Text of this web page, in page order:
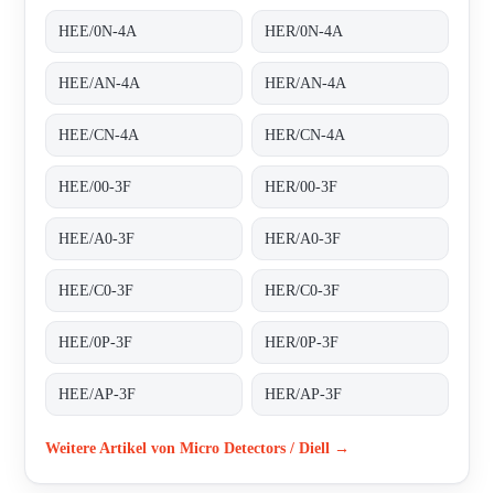
HEE/0N-4A HER/0N-4A
HEE/AN-4A HER/AN-4A
HEE/CN-4A HER/CN-4A
HEE/00-3F HER/00-3F
HEE/A0-3F HER/A0-3F
HEE/C0-3F HER/C0-3F
HEE/0P-3F HER/0P-3F
HEE/AP-3F HER/AP-3F
Weitere Artikel von Micro Detectors / Diell →